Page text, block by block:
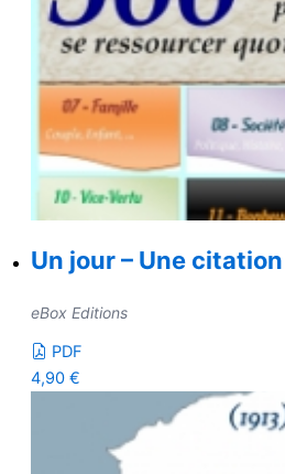
Un jour – Une citation
eBox Editions
PDF
4,90 €